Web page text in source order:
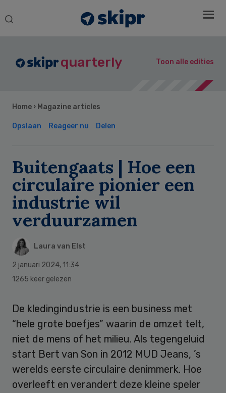
Search
quarterly Toon alle edities
Home › Magazine articles
Opslaan Reageer nu Delen
Buitengaats | Hoe een
circulaire pionier een
industrie wil
verduurzamen
Laura van Elst
2 januari 2024, 11:34
1265 keer gelezen
De kledingindustrie is een business met
“hele grote boefjes” waarin de omzet telt,
niet de mens of het milieu. Als tegengeluid
start Bert van Son in 2012 MUD Jeans, ’s
werelds eerste circulaire denimmerk. Hoe
overleeft en verandert deze kleine speler